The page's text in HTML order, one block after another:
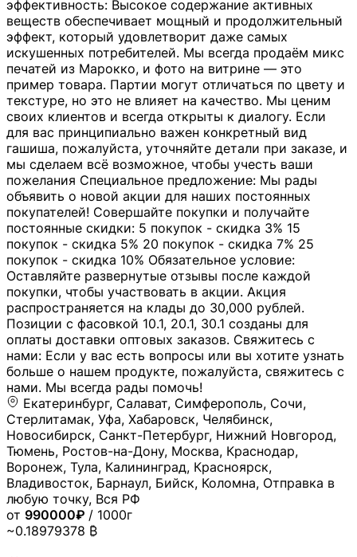
эффективность: Высокое содержание активных
веществ обеспечивает мощный и продолжительный
эффект, который удовлетворит даже самых
искушенных потребителей. Мы всегда продаём микс
печатей из Марокко, и фото на витрине — это
пример товара. Партии могут отличаться по цвету и
текстуре, но это не влияет на качество. Мы ценим
своих клиентов и всегда открыты к диалогу. Если
для вас принципиально важен конкретный вид
гашиша, пожалуйста, уточняйте детали при заказе, и
мы сделаем всё возможное, чтобы учесть ваши
пожелания Специальное предложение: Мы рады
объявить о новой акции для наших постоянных
покупателей! Совершайте покупки и получайте
постоянные скидки: 5 покупок - скидка 3% 15
покупок - скидка 5% 20 покупок - скидка 7% 25
покупок - скидка 10% Обязательное условие:
Оставляйте развернутые отзывы после каждой
покупки, чтобы участвовать в акции. Акция
распространяется на клады до 30,000 рублей.
Позиции с фасовкой 10.1, 20.1, 30.1 созданы для
оплаты доставки оптовых заказов. Свяжитесь с
нами: Если у вас есть вопросы или вы хотите узнать
больше о нашем продукте, пожалуйста, свяжитесь с
нами. Мы всегда рады помочь!
Екатеринбург, Салават, Симферополь, Сочи,
Стерлитамак, Уфа, Хабаровск, Челябинск,
Новосибирск, Санкт-Петербург, Нижний Новгород,
Тюмень, Ростов-на-Дону, Москва, Краснодар,
Воронеж, Тула, Калининград, Красноярск,
Владивосток, Барнаул, Бийск, Коломна, Отправка в
любую точку, Вся РФ
от 990000₽ / 1000г
~0.18979378 ₿